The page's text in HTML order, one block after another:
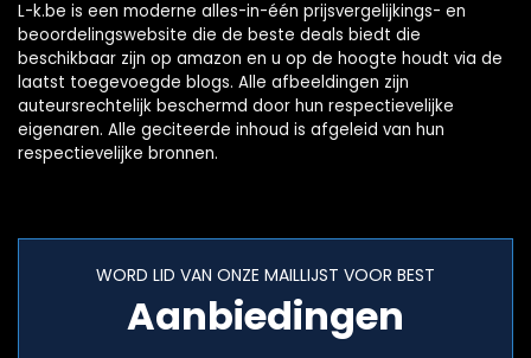
L-k.be is een moderne alles-in-één prijsvergelijkings- en
beoordelingswebsite die de beste deals biedt die
beschikbaar zijn op amazon en u op de hoogte houdt via de
laatst toegevoegde blogs. Alle afbeeldingen zijn
auteursrechtelijk beschermd door hun respectievelijke
eigenaren. Alle geciteerde inhoud is afgeleid van hun
respectievelijke bronnen.
WORD LID VAN ONZE MAILLIJST VOOR BEST
Aanbiedingen